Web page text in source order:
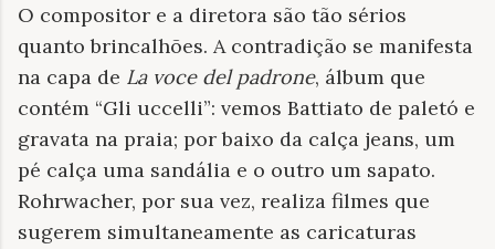
O compositor e a diretora são tão sérios
quanto brincalhões. A contradição se manifesta
na capa de La voce del padrone, álbum que
contém “Gli uccelli”: vemos Battiato de paletó e
gravata na praia; por baixo da calça jeans, um
pé calça uma sandália e o outro um sapato.
Rohrwacher, por sua vez, realiza filmes que
sugerem simultaneamente as caricaturas